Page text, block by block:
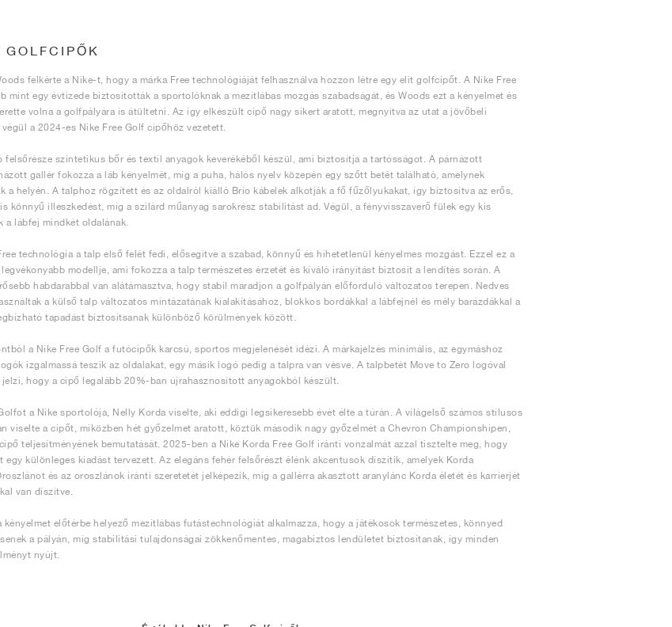
GOLFCIPŐK
felkérte a Nike-t, hogy a márka Free technológiáját felhasználva hozzon létre egy elit golfcipőt. A Nike Free
mint egy évtizede biztosították a sportolóknak a mezítlábas mozgás szabadságát, és Woods ezt a kényelmet és
volna a golfpályára is átültetni. Az így elkészült cipő nagy sikert aratott, megnyitva az utat a jövőbeli
a 2024-es Nike Free Golf cipőhöz vezetett.
felsőrésze szintetikus bőr és textil anyagok keverékéből készül, ami biztosítja a tartósságot. A párnázott
gallér fokozza a láb kényelmét, míg a puha, hálós nyelv közepén egy szőtt betét található, amelynek
a helyén. A talphoz rögzített és az oldalról kiálló Brio kábelek alkotják a fő fűzőlyukakat, így biztosítva az erős,
könnyű illeszkedést, míg a szilárd műanyag sarokrész stabilitást ad. Végül, a fényvisszaverő fülek egy kis
a lábfej mindkét oldalának.
technológia a talp első felét fedi, elősegítve a szabad, könnyű és hihetetlenül kényelmes mozgást. Ezzel ez a
modellje, ami fokozza a talp természetes érzetét és kiváló irányítást biztosít a lendítés során. A
habdarabbal van alátámasztva, hogy stabil maradjon a golfpályán előforduló változatos terepen. Nedves
a külső talp változatos mintázatának kialakításához, blokkos bordákkal a lábfejnél és mély barázdákkal a
tapadást biztosítsanak különböző körülmények között.
a Nike Free Golf a futócipők karcsú, sportos megjelenését idézi. A márkajelzés minimális, az egymáshoz
izgalmassá teszik az oldalakat, egy másik logó pedig a talpra van vésve. A talpbetét Move to Zero logóval
jelzi, hogy a cipő legalább 20%-ban újrahasznosított anyagokból készült.
a Nike sportolója, Nelly Korda viselte, aki eddigi legsikeresebb évét élte a túrán. A világelső számos stílusos
viselte a cipőt, miközben hét győzelmet aratott, köztük második nagy győzelmét a Chevron Championshipen,
teljesítményének bemutatását. 2025-ben a Nike Korda Free Golf iránti vonzalmát azzal tisztelte meg, hogy
egy különleges kiadást tervezett. Az elegáns fehér felsőrészt élénk akcentusok díszítik, amelyek Korda
és az oroszlánok iránti szeretetét jelképezik, míg a gallérra akasztott aranylánc Korda életét és karrierjét
van díszítve.
kényelmet előtérbe helyező mezítlábas futástechnológiát alkalmazza, hogy a játékosok természetes, könnyed
a pályán, míg stabilitási tulajdonságai zökkenőmentes, magabiztos lendületet biztosítanak, így minden
nyújt.